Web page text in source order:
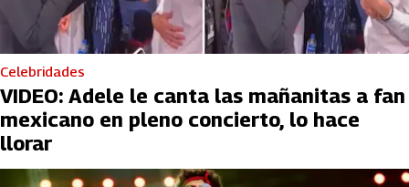
Celebridades
VIDEO: Adele le canta las mañanitas a fan
mexicano en pleno concierto, lo hace
llorar